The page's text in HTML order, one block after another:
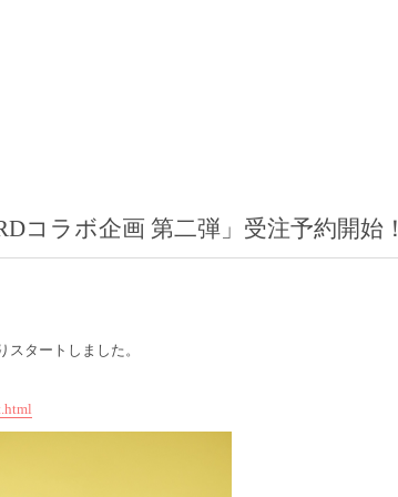
コラボ企画 第二弾」受注予約開始！
タートしました。